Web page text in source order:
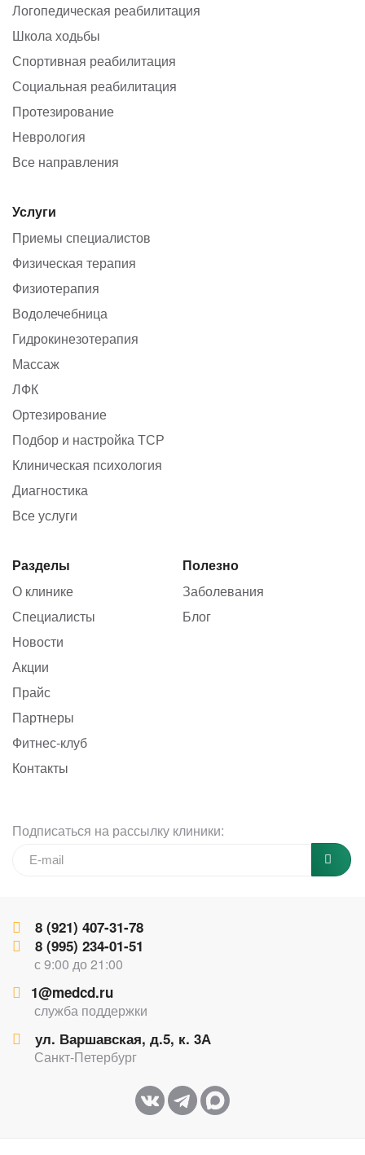
8 (921) 407-31-78
8 (995) 234-01-51
с 9:00 до 21:00
1@medcd.ru
служба поддержки
ул. Варшавская, д.5, к. 3А
Санкт-Петербург
Логопедическая реабилитация
Школа ходьбы
Спортивная реабилитация
Социальная реабилитация
Протезирование
Неврология
Все направления
Услуги
Приемы специалистов
Физическая терапия
Физиотерапия
Водолечебница
Гидрокинезотерапия
Массаж
ЛФК
Ортезирование
Подбор и настройка ТСР
Клиническая психология
Диагностика
Все услуги
Разделы
О клинике
Специалисты
Новости
Акции
Прайс
Партнеры
Фитнес-клуб
Контакты
Полезно
Заболевания
Блог
Подписаться на рассылку клиники: